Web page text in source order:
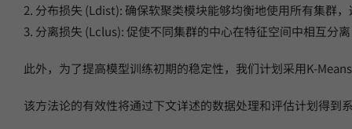
2. 分布损失 (Ldist): 确保软聚类模块能够均衡地使用所有集群
3. 分离损失 (Lclus): 促使不同集群的中心在特征空间中相互分
此外，为了提高模型训练初期的稳定性，我们计划采用K-
该方法论的有效性将通过下文详述的数据处理和评估计划得到